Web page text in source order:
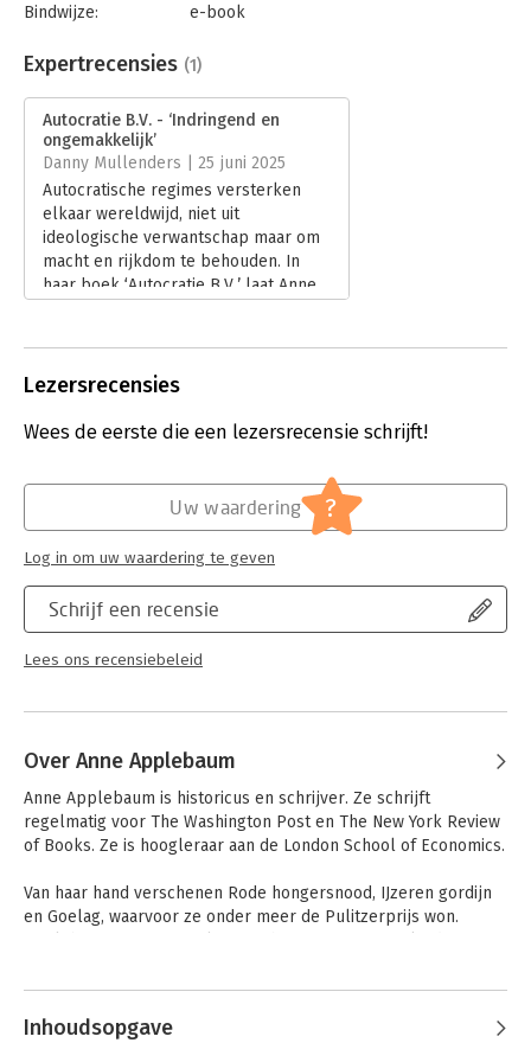
Bindwijze:
e-book
Bestandsformaat:
epub
Uitgever:
Ambo/Anthos Uitgevers
Druk:
1
Verschijningsdatum:
30-8-2024
Hoofdrubriek: Mens en maatschappij
Expertrecensies (1)
Autocratie B.V. - ‘Indringend en
ongemakkelijk’
Danny Mullenders | 25 juni 2025
Autocratische regimes versterken
elkaar wereldwijd, niet uit
ideologische verwantschap maar om
macht en rijkdom te behouden. In
haar boek ‘Autocratie B.V.’ laat Anne
binnendringen. In zijn recensie gaat
confronterende analyse.
Lezersrecensies
Wees de eerste die een lezersrecensie schrijft!
Schrijf een recensie
Lees ons recensiebeleid
Uw waardering ?
Log in om uw waardering te geven
Over Anne Applebaum
Anne Applebaum is historicus en schrijver. Ze schrijft
regelmatig voor The Washington Post en The New York Review
of Books. Ze is hoogleraar aan de London School of Economics.
Van haar hand verschenen Rode hongersnood, IJzeren gordijn
en Goelag, waarvoor ze onder meer de Pulitzerprijs won.
Andere boeken door Anne
Applebaum
Inhoudsopgave